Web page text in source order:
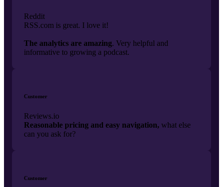
Reddit
RSS.com is great. I love it!
The analytics are amazing. Very helpful and
informative to growing a podcast.
Customer
Reviews.io
Reasonable pricing and easy navigation, what else
can you ask for?
Customer